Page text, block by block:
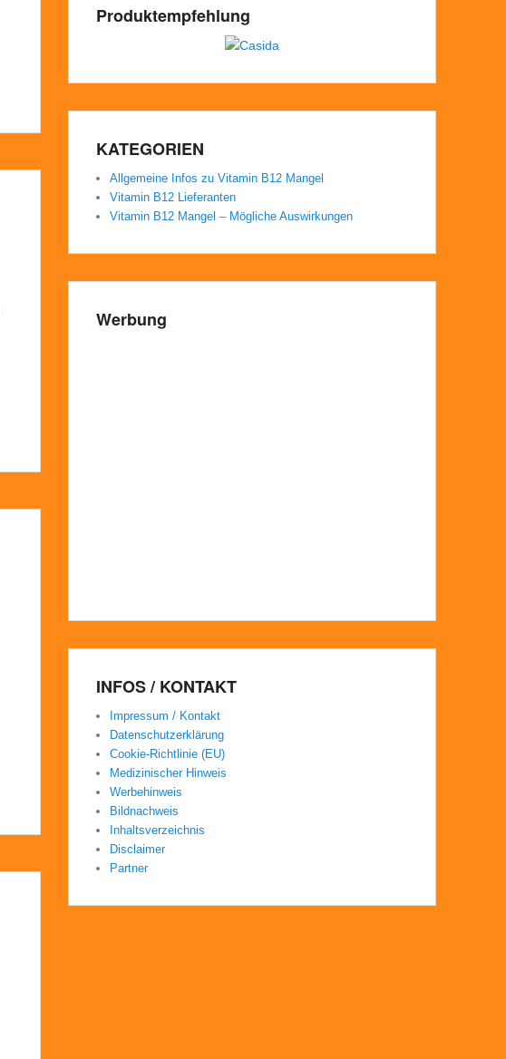
Produktempfehlung
KATEGORIEN
Allgemeine Infos zu Vitamin B12 Mangel
Vitamin B12 Lieferanten
Vitamin B12 Mangel – Mögliche Auswirkungen
Werbung
INFOS / KONTAKT
Impressum / Kontakt
Datenschutzerklärung
Cookie-Richtlinie (EU)
Medizinischer Hinweis
Werbehinweis
Bildnachweis
Inhaltsverzeichnis
Disclaimer
Partner